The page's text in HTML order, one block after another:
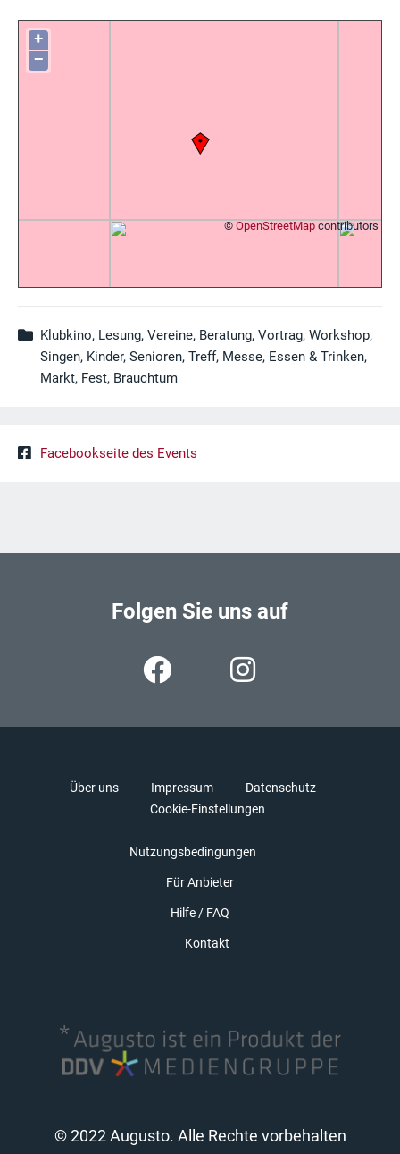
+
−
© OpenStreetMap contributors
Klubkino, Lesung, Vereine, Beratung, Vortrag, Workshop,
Singen, Kinder, Senioren, Treff, Messe, Essen & Trinken,
Markt, Fest, Brauchtum
Facebookseite des Events
Folgen Sie uns auf
Über uns Impressum
Datenschutz
Cookie-Einstellungen
Nutzungsbedingungen
Für Anbieter
Hilfe / FAQ
Kontakt
© 2022 Augusto. Alle Rechte vorbehalten